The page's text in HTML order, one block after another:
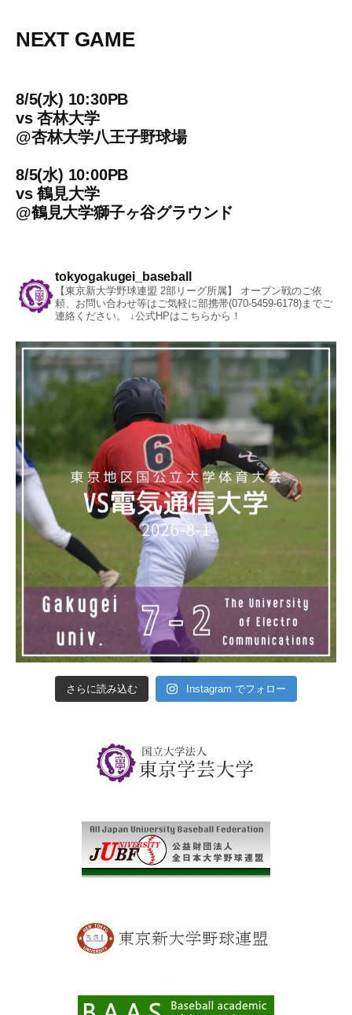
NEXT GAME
8/5(水) 10:30PB
vs杏林大学
@杏林大学八王子野球場
8/5(水) 10:00PB
vs鶴見大学
@鶴見大学獅子ヶ谷グラウンド
tokyogakugei_baseball
【東京新大学野球連盟 2部リーグ所属】
オープン戦のご依
頼、お問い合わせ等はご気軽に部携帯(070-5459-6178)までご
連絡ください。
↓公式HPはこちらから！
さらに読み込む Instagram でフォロー